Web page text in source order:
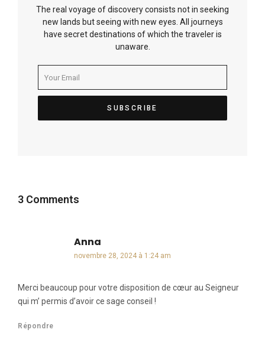
The real voyage of discovery consists not in seeking
new lands but seeing with new eyes. All journeys
have secret destinations of which the traveler is
unaware.
3 Comments
Anna
novembre 28, 2024 à 1:24 am
Merci beaucoup pour votre disposition de cœur au Seigneur
qui m’ permis d’avoir ce sage conseil !
Répondre